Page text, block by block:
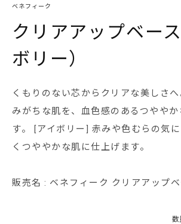
ベネフィーク
クリアアップベー
ボリー）
くもりのない芯からクリアな美しさ
みがちな肌を、血色感のあるつやや
す。 [アイボリー] 赤みや色むらの気
くつややかな肌に仕上げます。
販売名 : ベネフィーク クリアアップベ
数